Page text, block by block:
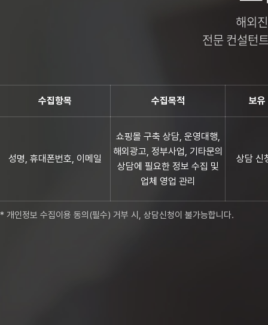
해외
전문 컨설턴
수집항목 수집목적 보유
성명, 휴대폰번호, 이메일
쇼핑몰 구축 상담, 운영대행,
해외광고, 정부사업, 기타문의
상담에 필요한 정보 수집 및
업체 영업 관리
상담 신
* 개인정보 수집이용 동의(필수) 거부 시, 상담신청이 불가능합니다.